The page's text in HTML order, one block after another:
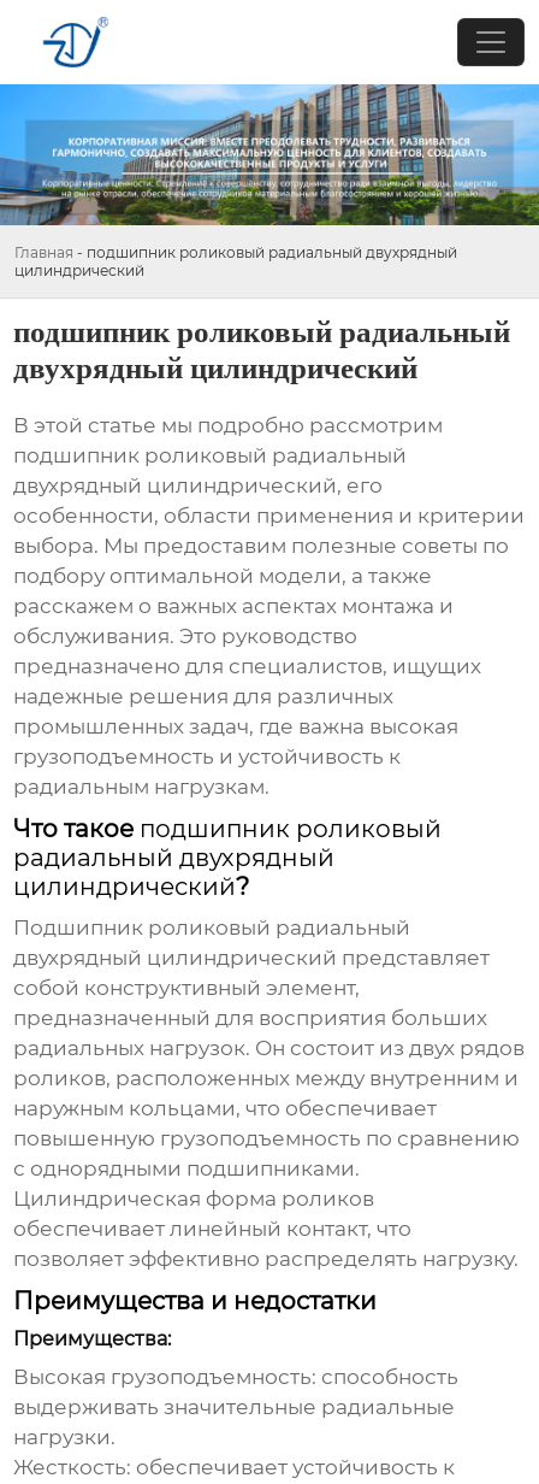
Главная - подшипник роликовый радиальный двухрядный
цилиндрический
подшипник роликовый радиальный
двухрядный цилиндрический
В этой статье мы подробно рассмотрим
подшипник роликовый радиальный
двухрядный цилиндрический, его
особенности, области применения и критерии
выбора. Мы предоставим полезные советы по
подбору оптимальной модели, а также
расскажем о важных аспектах монтажа и
обслуживания. Это руководство
предназначено для специалистов, ищущих
надежные решения для различных
промышленных задач, где важна высокая
грузоподъемность и устойчивость к
радиальным нагрузкам.
Что такое подшипник роликовый
радиальный двухрядный
цилиндрический?
Подшипник роликовый радиальный
двухрядный цилиндрический представляет
собой конструктивный элемент,
предназначенный для восприятия больших
радиальных нагрузок. Он состоит из двух рядов
роликов, расположенных между внутренним и
наружным кольцами, что обеспечивает
повышенную грузоподъемность по сравнению
с однорядными подшипниками.
Цилиндрическая форма роликов
обеспечивает линейный контакт, что
позволяет эффективно распределять нагрузку.
Преимущества и недостатки
Преимущества:
Высокая грузоподъемность: способность
выдерживать значительные радиальные
нагрузки.
Жесткость: обеспечивает устойчивость к